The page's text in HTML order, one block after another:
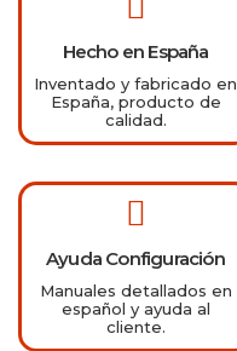
Hecho en España
Inventado y fabricado en
España, producto de
calidad.
Ayuda Configuración
Manuales detallados en
español y ayuda al
cliente.